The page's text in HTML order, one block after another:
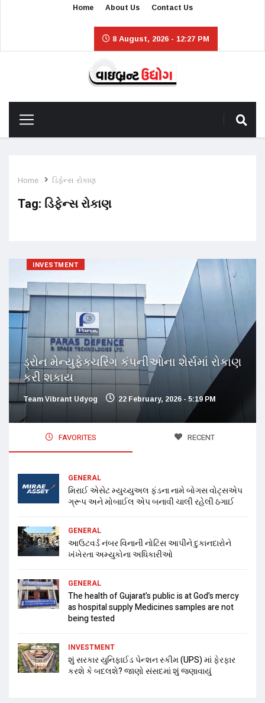
Home About Us Contact Us
8 August, 2026 - 12:27 PM
Home ડિફેન્સ રોકાણ
Tag: ડિફેન્સ રોકાણ
INVESTMENT
ડ્રોન મેન્યુફેક્ચરિંગ કંપનીઓના શેર્સમાં રોકાણ
કરી શકાય
Team Vibrant Udyog 22 February, 2026 - 5:19 PM
FAVORITES RECENT
GENERAL
મિરાઈ એસેટ મ્યુચ્યુઅલ ફંડના નામે બોગસ વોટ્સએપ
ગ્રૂપ અને મોબાઈલ એપ બનાવી ચાલી રહેલી ઠગાઈ
GENERAL
આઉટવર્ડ નંબર વિનાની નોટિસ આપીને દુકાનદારોને
ખંખેરતા અમ્યુકોના અધિકારીઓ
GENERAL
The health of Gujarat’s public is at God’s mercy
as hospital supply Medicines samples are not
being tested
INVESTMENT
શું સરકાર યુનિફાઈડ પેન્શન સ્કીમ (UPS) માં ફેરફાર
કરશે કે બદલશે? જાણો સંસદમાં શું જણાવાયું